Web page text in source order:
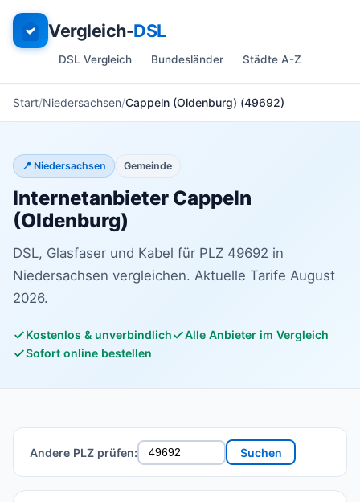
Vergleich-DSL
DSL Vergleich Bundesländer Städte A-Z
Start Niedersachsen Cappeln (Oldenburg) (49692)
📍 Niedersachsen Gemeinde
Internetanbieter Cappeln
(Oldenburg)
DSL, Glasfaser und Kabel für PLZ 49692 in
Niedersachsen vergleichen. Aktuelle Tarife August
2026.
Kostenlos & unverbindlich
Alle Anbieter im Vergleich
Sofort online bestellen
Andere PLZ prüfen: Suchen